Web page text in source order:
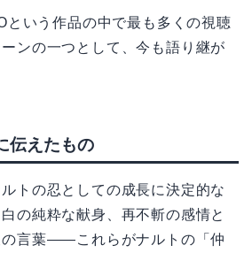
という作品の中で最も多くの視聴
ンの一つとして、今も語り継が
伝えたもの
トの忍としての成長に決定的な
の純粋な献身、再不斬の感情と
の言葉——これらがナルトの「仲